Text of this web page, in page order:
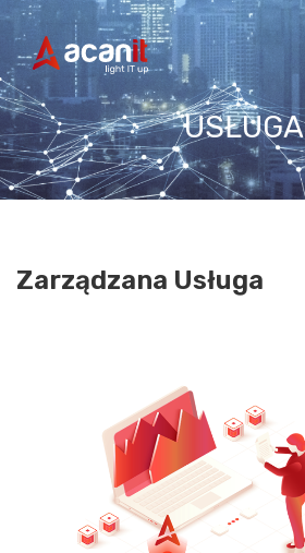
to
content
USŁUGA
Zarządzana Usługa